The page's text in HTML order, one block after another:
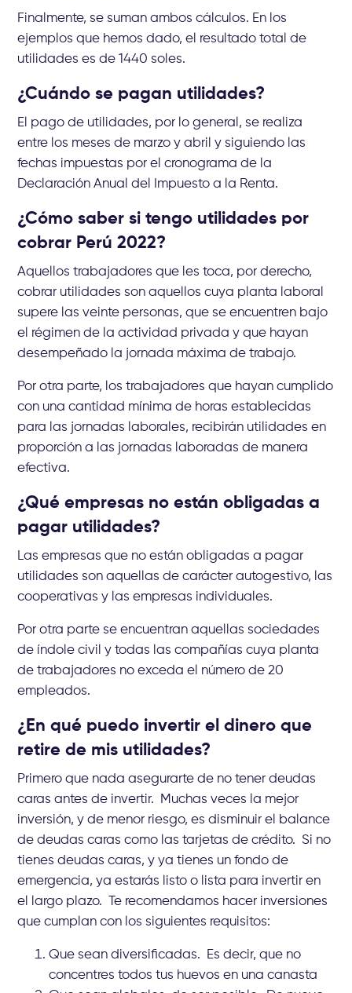
Finalmente, se suman ambos cálculos. En los
ejemplos que hemos dado, el resultado total de
utilidades es de 1440 soles.
¿Cuándo se pagan utilidades?
El pago de utilidades, por lo general, se realiza
entre los meses de marzo y abril y siguiendo las
fechas impuestas por el cronograma de la
Declaración Anual del Impuesto a la Renta.
¿Cómo saber si tengo utilidades por
cobrar Perú 2022?
Aquellos trabajadores que les toca, por derecho,
cobrar utilidades son aquellos cuya planta laboral
supere las veinte personas, que se encuentren bajo
el régimen de la actividad privada y que hayan
desempeñado la jornada máxima de trabajo.
Por otra parte, los trabajadores que hayan cumplido
con una cantidad mínima de horas establecidas
para las jornadas laborales, recibirán utilidades en
proporción a las jornadas laboradas de manera
efectiva.
¿Qué empresas no están obligadas a
pagar utilidades?
Las empresas que no están obligadas a pagar
utilidades son aquellas de carácter autogestivo, las
cooperativas y las empresas individuales.
Por otra parte se encuentran aquellas sociedades
de índole civil y todas las compañías cuya planta
de trabajadores no exceda el número de 20
empleados.
¿En qué puedo invertir el dinero que
retire de mis utilidades?
Primero que nada asegurarte de no tener deudas
caras antes de invertir. Muchas veces la mejor
inversión, y de menor riesgo, es disminuir el balance
de deudas caras como las tarjetas de crédito. Si no
tienes deudas caras, y ya tienes un fondo de
emergencia, ya estarás listo o lista para invertir en
el largo plazo. Te recomendamos hacer inversiones
que cumplan con los siguientes requisitos:
Que sean diversificadas. Es decir, que no
concentres todos tus huevos en una canasta